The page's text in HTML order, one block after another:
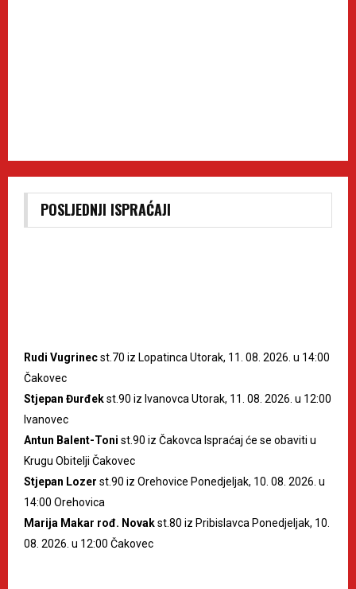
POSLJEDNJI ISPRAĆAJI
Rudi Vugrinecst.70 iz Lopatinca Utorak, 11. 08. 2026. u 14:00
Čakovec
Stjepan Đurđekst.90 iz Ivanovca Utorak, 11. 08. 2026. u 12:00
Ivanovec
Antun Balent-Toni st.90 iz Čakovca Ispraćaj će se obaviti u
Krugu Obitelji Čakovec
Stjepan Lozer st.90 iz Orehovice Ponedjeljak, 10. 08. 2026. u
14:00 Orehovica
Marija Makar rođ. Novakst.80 iz Pribislavca Ponedjeljak, 10.
08. 2026. u 12:00 Čakovec